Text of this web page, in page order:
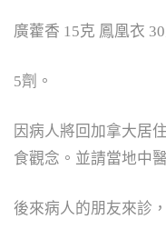
廣藿香 15克 鳳凰衣
5劑。
因病人將回加拿大居
食觀念。並請當地中
後來病人的朋友來診